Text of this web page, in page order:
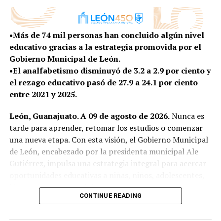
compartió.
Por eso, la estrategia municipal liderada por Ale
Gutiérrez es contribuir a la permanencia escolar y evitar
que la falta de recursos económicos se convierta en una
razón para abandonar las aulas; es así que se entregó
más de 9 mil paquetes de útiles escolares, de los cuales 2
mil 500 ya se entregaron a estudiantes de comunidades
superior a los 3 millones de pesos.
En la comunidad de San Rafael, Jacqueline Hernández
García también reconoce lo que significa recibir este
apoyo justo antes de comenzar un nuevo ciclo escolar.
“Es un poco de gasto que nos quitan; con ese dinero
se pueden contemplar otras cosas, ya sea uniforme o
•Más de 74 mil personas han concluido algún nivel
educativo gracias a la estrategia promovida por el
Gobierno Municipal de León.
•El analfabetismo disminuyó de 3.2 a 2.9 por ciento y
el rezago educativo pasó de 27.9 a 24.1 por ciento
entre 2021 y 2025.
León, Guanajuato. A 09 de agosto de 2026.Nunca es
tarde para aprender, retomar los estudios o comenzar
una nueva etapa. Con esta visión, el Gobierno Municipal
de León, encabezado por la presidenta municipal Ale
Gutiérrez, impulsa una estrategia integral para acercar
jóvenes y personas adultas.
CONTINUE READING